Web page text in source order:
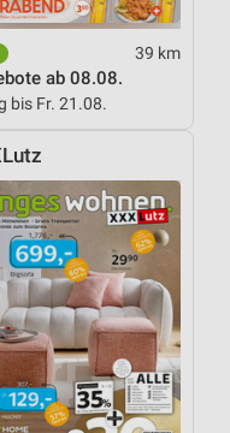
39 km
ab 08.08.
bis Fr. 21.08.